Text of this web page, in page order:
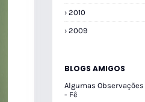
2010
2009
BLOGS AMIGOS
Algumas Observações
- Fê